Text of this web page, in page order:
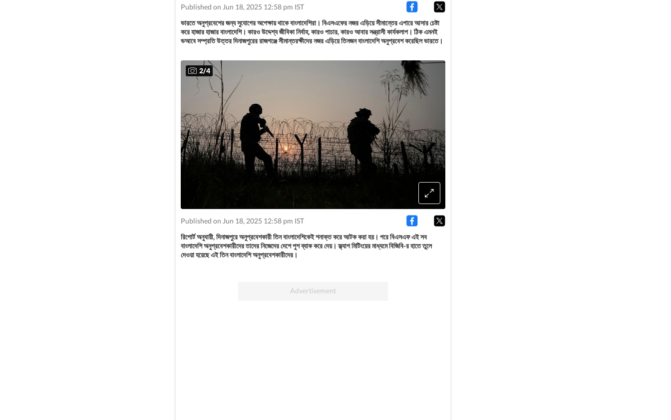
Published on Jun 18, 2025 12:58 pm IST
ভারতে অনুপ্রবেশের জন্য সুযোগের অপেক্ষায় থাকে বাংলাদেশিরা। বিএসএফের নজর এড়িয়ে সীমান্তের এপারে আসার চেষ্টা
করে হাজার হাজার বাংলাদেশি। কারও উদ্দেশ্য জীবিকা নির্বাহ, কারও পাচার, কারও আবার সন্ত্রাসী কার্যকলাপ। ঠিক এমনই
ভআবে সম্প্রতি উত্তর দিনাজপুরের রাজগঞ্জে সীমান্তরক্ষীদের নজর এড়িয়ে তিনজন বাংলাদেশি অনুপ্রবেশ করেছিল ভারতে।
2/4
Published on Jun 18, 2025 12:58 pm IST
রিপোর্ট অনুযায়ী, দিনাজপুরে অনুপ্রবেশকারী তিন বাংলাদেশিকেই শনাক্ত করে আটক করা হয়। পরে বিএসএফ এই সব
বাংলাদেশি অনুপ্রবেশকারীদের তাদের নিজেদের দেশে পুশ ব্যাক করে দেয়। ফ্ল্যাগ মিটিংয়ের মাধ্যমে বিজিবি-র হাতে তুলে
দেওয়া হয়েছে এই তিন বাংলাদেশি অনুপ্রবেশকারীদের।